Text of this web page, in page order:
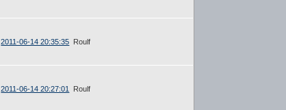
2011-06-14 20:35:35 Roulf
2011-06-14 20:27:01 Roulf